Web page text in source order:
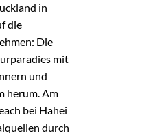
in
die
Die
mit
und
herum. Am
bei Hahei
durch